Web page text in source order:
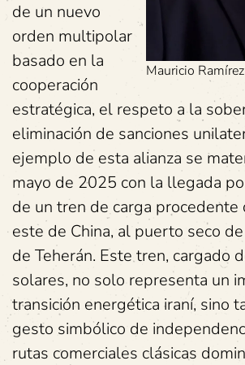
Mauricio
de un nuevo
orden multipolar
basado en la
cooperación
estratégica, el respeto a la
eliminación de sanciones
ejemplo de esta alianza se
mayo de 2025 con la llegada
de un tren de carga procedente
este de China, al puerto seco
de Teherán. Este tren, cargado
solares, no solo representa un
transición energética iraní, sino
gesto simbólico de
rutas comerciales clásicas